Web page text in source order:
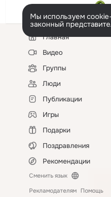
Мы используем
законный
Левая
колонкаГлавная
Видео
Группы
Люди
Публикации
Игры
Подарки
Поздравления
Рекомендации
Сменить язык
Рекламодателям Помощь